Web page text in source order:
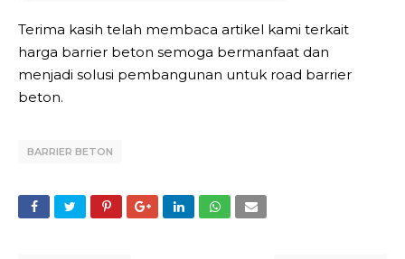
Terima kasih telah membaca artikel kami terkait
harga barrier beton semoga bermanfaat dan
menjadi solusi pembangunan untuk road barrier
beton.
BARRIER BETON